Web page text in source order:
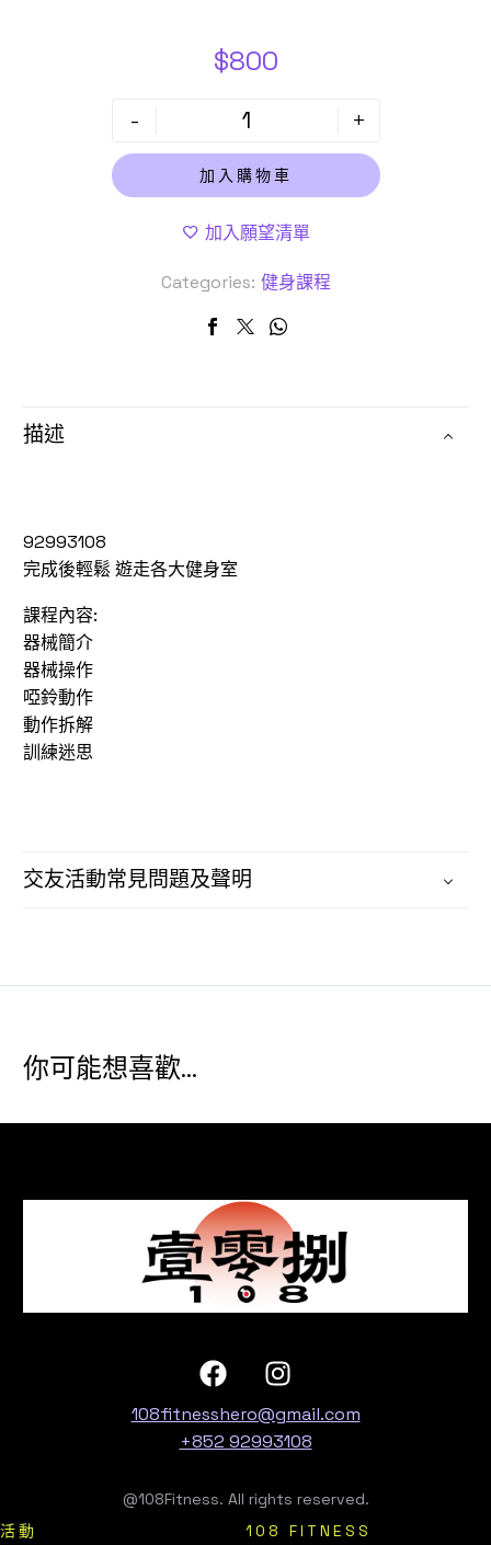
$800
- +
加入購物車
加入願望清單
Categories: 健身課程
描述
92993108
完成後輕鬆 遊走各大健身室
課程內容:
器械簡介
器械操作
啞鈴動作
動作拆解
訓練迷思
交友活動常見問題及聲明
你可能想喜歡...
108fitnesshero@gmail.com
+852 92993108
@108Fitness. All rights reserved.
活動
108 FITNESS